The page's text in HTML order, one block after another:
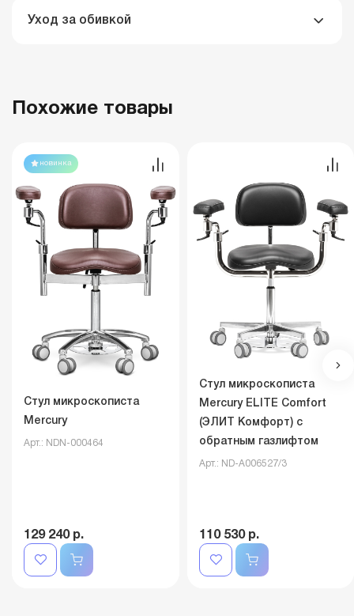
Уход за обивкой
Похожие товары
новинка
Стул микроскописта
Mercury
Арт.: NDN-000464
129 240 р.
Стул микроскописта
Mercury ELITE Comfort
(ЭЛИТ Комфорт) с
обратным газлифтом
Арт.: ND-A006527/3
110 530 р.